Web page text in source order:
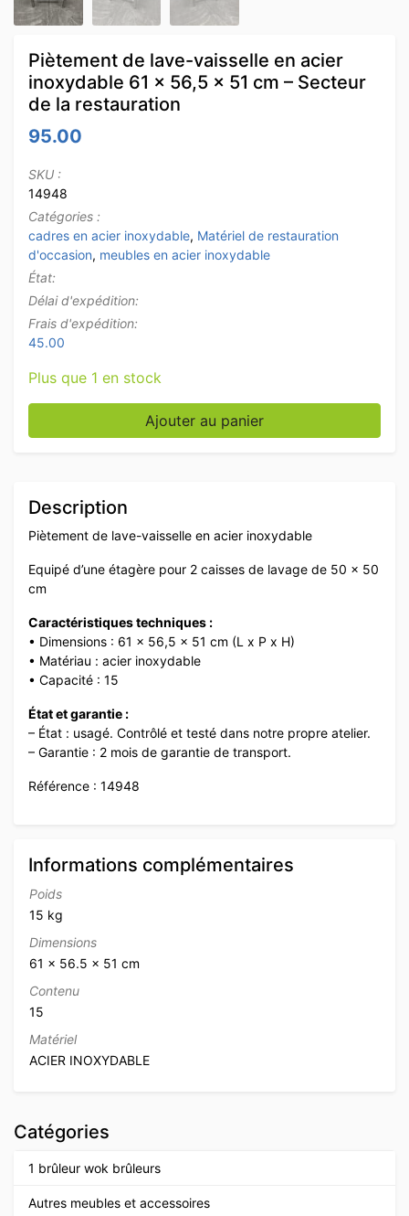
Piètement de lave-vaisselle en acier
inoxydable 61 x 56,5 x 51 cm – Secteur
de la restauration
95.00
SKU :
14948
Catégories :
cadres en acier inoxydable, Matériel de restauration
d'occasion, meubles en acier inoxydable
État:
Délai d'expédition:
Frais d'expédition:
45.00
Plus que 1 en stock
quantité de Piètement de lave-vaisselle en acier
Ajouter au panier
Description
Piètement de lave-vaisselle en acier inoxydable
Equipé d’une étagère pour 2 caisses de lavage de 50 x 50
cm
Caractéristiques techniques :
• Dimensions : 61 x 56,5 x 51 cm (L x P x H)
• Matériau : acier inoxydable
• Capacité : 15
État et garantie :
– État : usagé. Contrôlé et testé dans notre propre atelier.
– Garantie : 2 mois de garantie de transport.
Référence : 14948
Informations complémentaires
Poids
15 kg
Dimensions
61 × 56.5 × 51 cm
Contenu
15
Matériel
ACIER INOXYDABLE
Catégories
1 brûleur wok brûleurs
Autres meubles et accessoires